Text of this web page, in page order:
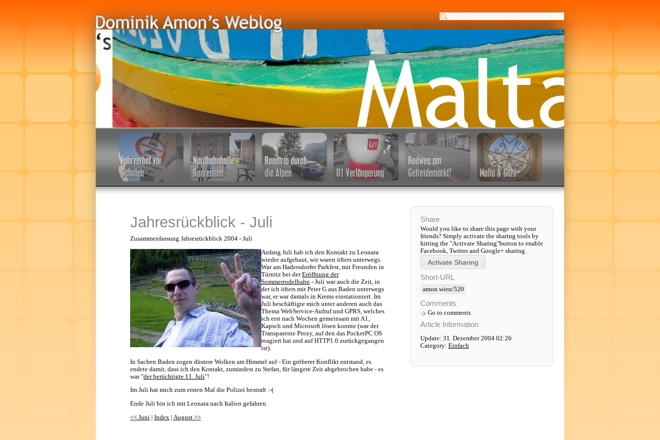
Jahresrückblick - Juli
Zusammenfassung Jahresrückblick 2004 - Juli
Anfang Juli hab ich den Kontakt zu Leonara
wieder aufgebaut, wir waren öfters unterwegs.
War am Hadersdorfer Parkfest, mit Freunden in
Türnitz bei derEröffnung der
Sommerrodelbahn - Juli war auch die Zeit, in
der ich öfters mit Peter G aus Baden unterwegs
war, er war damals in Krems einstationiert. Im
Juli beschäftigte mich unter anderen auch das
Thema WebService-Aufruf und GPRS, welches
ich erst nach Wochen gemeinsam mit A1,
Kapsch und Microsoft lösen konnte (war der
Transparente Proxy, auf den das PocketPC OS
reagiert hat und auf HTTP1.0 zurückgegangen
ist).
In Sachen Baden zogen düstere Wolken am Himmel auf - Ein gröberer Konflikt entstand, es
endete damit, dass ich den Kontakt, zumindest zu Stefan, für längere Zeit abgebrochen habe - es
war "der berüchtigte 11. Juli"!
Im Juli hat mich zum ersten Mal die Polizei bestraft :-(
Ende Juli bin ich mit Leonara nach Italien gefahren.
<< Juni
Index August >>
Share
Would you like to share this page with your
friends? Simply activate the sharing tools by
hitting the "Activate Sharing"button to enable
Facebook, Twitter and Google+ sharing.
Short-URL
amon.wien/520
Comments
Go to comments
Article Information
Update: 31. Dezember 2004 02:26
Category: Einfach